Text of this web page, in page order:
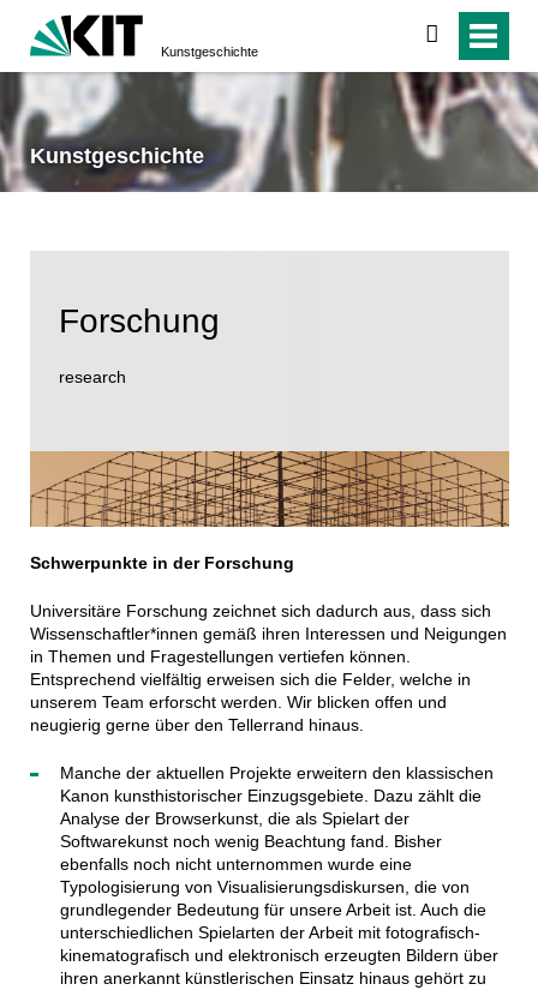
Kunstgeschichte
suchen
Kunstgeschichte
Forschung
research
Schwerpunkte in der Forschung
Universitäre Forschung zeichnet sich dadurch aus, dass sich
Wissenschaftler*innen gemäß ihren Interessen und Neigungen
in Themen und Fragestellungen vertiefen können.
Entsprechend vielfältig erweisen sich die Felder, welche in
unserem Team erforscht werden. Wir blicken offen und
neugierig gerne über den Tellerrand hinaus.
Manche der aktuellen Projekte erweitern den klassischen
Kanon kunsthistorischer Einzugsgebiete. Dazu zählt die
Analyse der Browserkunst, die als Spielart der
Softwarekunst noch wenig Beachtung fand. Bisher
ebenfalls noch nicht unternommen wurde eine
Typologisierung von Visualisierungsdiskursen, die von
grundlegender Bedeutung für unsere Arbeit ist. Auch die
unterschiedlichen Spielarten der Arbeit mit fotografisch-
kinematografisch und elektronisch erzeugten Bildern über
ihren anerkannt künstlerischen Einsatz hinaus gehört zu